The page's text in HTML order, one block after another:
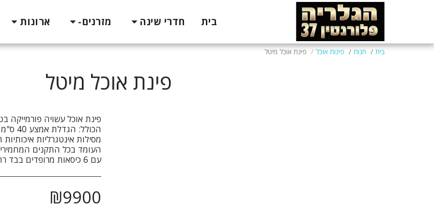
בית חדרי שינה מזרנים- ארונות
בית חנות פינות אוכל פינת אוכל מיטל
פינת אוכל מיטל
עם 6 כיסאות מרופדים בבד רחיץ שחור או אפור לבחירה
₪9900